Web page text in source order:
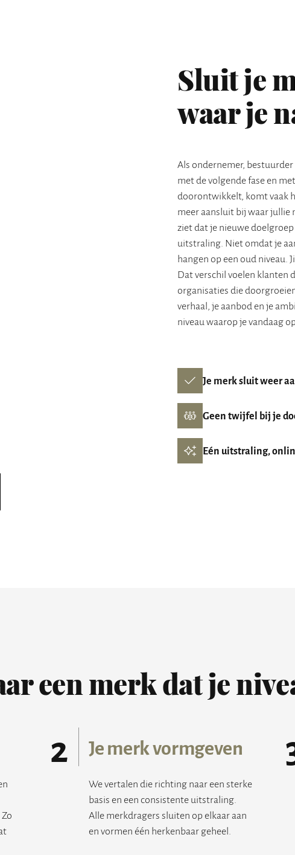
Sluit je
waar je
Als ondernemer,
met de volgende fase en
doorontwikkelt, komt vaak
meer aansluit bij waar
ziet dat je nieuwe
uitstraling. Niet omdat je
hangen op een oud niveau.
Dat verschil voelen
organisaties die
verhaal, je aanbod en je
niveau waarop je vandaag
Je merk sluit weer
Geen twijfel bij je
Eén uitstraling,
een merk dat je
2 Je merk vormgeven
We vertalen die richting naar een sterke
basis en een consistente uitstraling.
Alle merkdragers sluiten op elkaar aan
en vormen één herkenbaar geheel.